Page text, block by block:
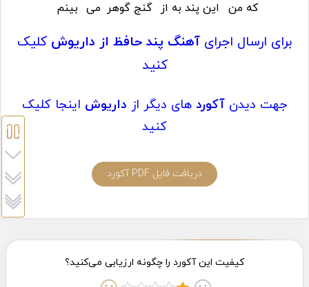
که من این پند به از گنج گوهر می بینم
برای ارسال اجرای آهنگ پند حافظ از داریوش کلیک
کنید
جهت دیدن آکورد های دیگر از داریوش اینجا کلیک
کنید
دریافت فایل PDF آکورد